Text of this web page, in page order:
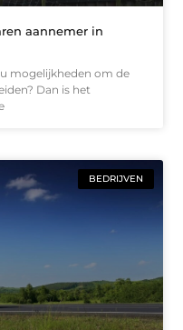
aannemer in
mogelijkheden om de
Dan is het
BEDRIJVEN